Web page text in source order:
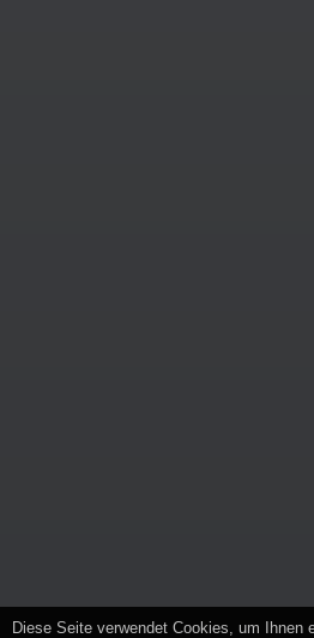
Diese Seite verwendet Cookies, um